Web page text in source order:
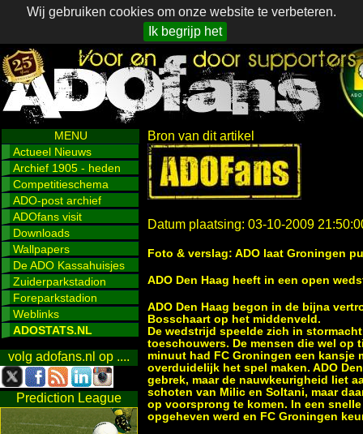
Wij gebruiken cookies om onze website te verbeteren.
Ik begrijp het
MENU
Actueel Nieuws
Archief 1905 - heden
Competitieschema
ADO-post archief
ADOfans visit
Downloads
Wallpapers
De ADO Kassahuisjes
Zuiderparkstadion
Foreparkstadion
Weblinks
ADOSTATS.NL
volg adofans.nl op ....
Prediction League
Bron van dit artikel
Datum plaatsing: 03-10-2009
Foto & verslag: ADO laat Groningen
ADO Den Haag heeft in een open
ADO Den Haag begon in de bijna
Bosschaart op het middenveld.
De wedstrijd speelde zich in
toeschouwers. De mensen die wel op
minuut had FC Groningen een kansje
overduidelijk het spel maken. ADO
gebrek, maar de nauwkeurigheid liet
schoten van Milic en Soltani, maar
op voorsprong te komen. In een
opgeheven werd en FC Groningen